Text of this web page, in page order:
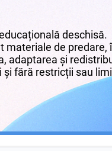
deschisă.
materiale de predare,
adaptarea și
și fără restricții sau